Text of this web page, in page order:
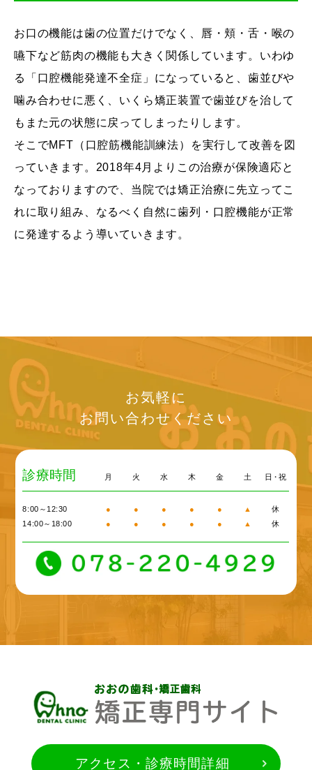
お口の機能は歯の位置だけでなく、唇・頬・舌・喉の
嚥下など筋肉の機能も大きく関係しています。いわゆ
る「口腔機能発達不全症」になっていると、歯並びや
噛み合わせに悪く、いくら矯正装置で歯並びを治して
もまた元の状態に戻ってしまったりします。
そこでMFT（口腔筋機能訓練法）を実行して改善を図
っていきます。2018年4月よりこの治療が保険適応と
なっておりますので、当院では矯正治療に先立ってこ
れに取り組み、なるべく自然に歯列・口腔機能が正常
に発達するよう導いていきます。
お気軽に
お問い合わせください
診療時間 月 火 水 木 金 土 日・祝
8:00～12:30 ● ● ● ● ● ▲
休
14:00～18:00
● ● ● ● ● ▲ 休
アクセス・診療時間詳細